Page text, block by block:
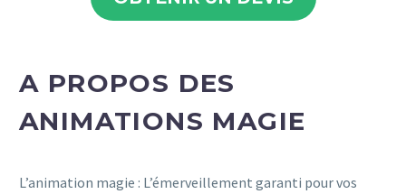
A PROPOS DES
ANIMATIONS MAGIE
L’animation magie : L’émerveillement garanti pour vos